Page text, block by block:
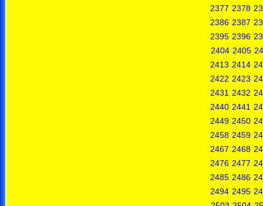
2377 2378
2386 2387
2395 2396
2404 2405
2413 2414
2422 2423
2431 2432
2440 2441
2449 2450
2458 2459
2467 2468
2476 2477
2485 2486
2494 2495